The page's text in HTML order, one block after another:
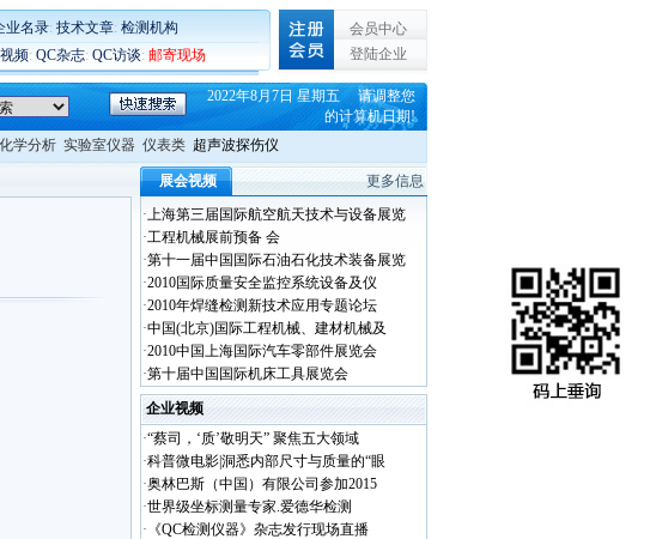
业名录: 技术文章: 检测机构
频: QC杂志: QC访谈: 邮寄现场
会员中心
登陆企业
2022年8月7日 星期五 请调整您
的计算机日期!
化学分析 实验室仪器 仪表类 超声波探伤仪
展会视频
更多信息
·上海第三届国际航空航天技术与设备展览
·工程机械展前预备 会
·第十一届中国国际石油石化技术装备展览
·2010国际质量安全监控系统设备及仪
·2010年焊缝检测新技术应用专题论坛
·中国(北京)国际工程机械、建材机械及
·2010中国上海国际汽车零部件展览会
·第十届中国国际机床工具展览会
企业视频
·“蔡司，‘质’敬明天” 聚焦五大领域
·科普微电影|洞悉内部尺寸与质量的“眼
·奥林巴斯（中国）有限公司参加2015
·世界级坐标测量专家.爱德华检测
· 《QC检测仪器》杂志发行现场直播